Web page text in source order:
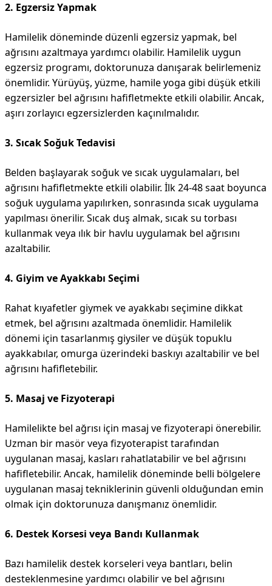
2. Egzersiz Yapmak
Hamilelik döneminde düzenli egzersiz yapmak, bel
ağrısını azaltmaya yardımcı olabilir. Hamilelik uygun
egzersiz programı, doktorunuza danışarak belirlemeniz
önemlidir. Yürüyüş, yüzme, hamile yoga gibi düşük etkili
egzersizler bel ağrısını hafifletmekte etkili olabilir. Ancak,
aşırı zorlayıcı egzersizlerden kaçınılmalıdır.
3. Sıcak Soğuk Tedavisi
Belden başlayarak soğuk ve sıcak uygulamaları, bel
ağrısını hafifletmekte etkili olabilir. İlk 24-48 saat boyunca
soğuk uygulama yapılırken, sonrasında sıcak uygulama
yapılması önerilir. Sıcak duş almak, sıcak su torbası
kullanmak veya ılık bir havlu uygulamak bel ağrısını
azaltabilir.
4. Giyim ve Ayakkabı Seçimi
Rahat kıyafetler giymek ve ayakkabı seçimine dikkat
etmek, bel ağrısını azaltmada önemlidir. Hamilelik
dönemi için tasarlanmış giysiler ve düşük topuklu
ayakkabılar, omurga üzerindeki baskıyı azaltabilir ve bel
ağrısını hafifletebilir.
5. Masaj ve Fizyoterapi
Hamilelikte bel ağrısı için masaj ve fizyoterapi önerebilir.
Uzman bir masör veya fizyoterapist tarafından
uygulanan masaj, kasları rahatlatabilir ve bel ağrısını
hafifletebilir. Ancak, hamilelik döneminde belli bölgelere
uygulanan masaj tekniklerinin güvenli olduğundan emin
olmak için doktorunuza danışmanız önemlidir.
6. Destek Korsesi veya Bandı Kullanmak
Bazı hamilelik destek korseleri veya bantları, belin
desteklenmesine yardımcı olabilir ve bel ağrısını